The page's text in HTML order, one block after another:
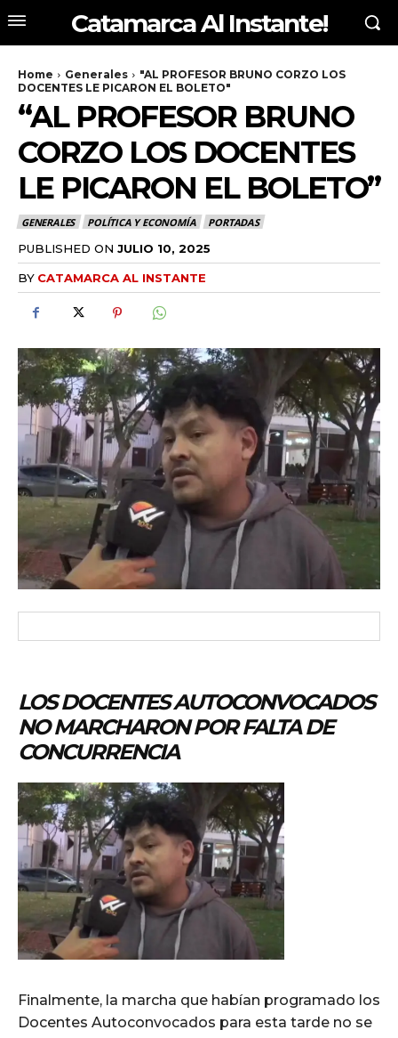
Catamarca Al Instante!
Home Generales
"AL PROFESOR BRUNO CORZO LOS
DOCENTES LE PICARON EL BOLETO"
“AL PROFESOR BRUNO
CORZO LOS DOCENTES
LE PICARON EL BOLETO”
GENERALES POLÍTICA Y ECONOMÍA PORTADAS
PUBLISHED ON JULIO 10, 2025
BY CATAMARCA AL INSTANTE
LOS DOCENTES AUTOCONVOCADOS
NO MARCHARON POR FALTA DE
CONCURRENCIA
Finalmente, la marcha que habían programado los
Docentes Autoconvocados para esta tarde no se